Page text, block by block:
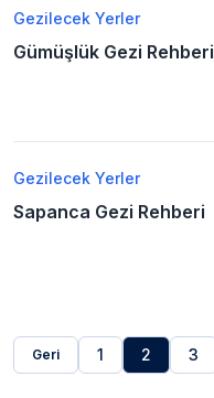
Gezilecek Yerler
Gümüşlük Gezi Rehberi
Gezilecek Yerler
Sapanca Gezi Rehberi
Geri 1 2 3